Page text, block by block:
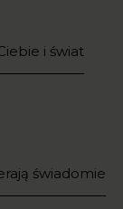
i świat
świadomie